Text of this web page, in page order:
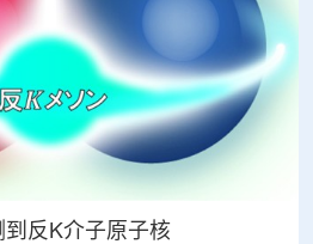
反K介子原子核